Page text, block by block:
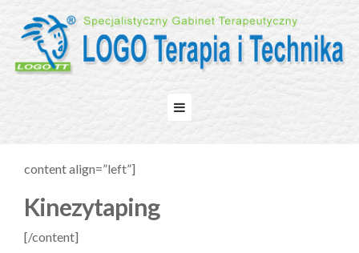
content align=”left”]
Kinezytaping
[/content]